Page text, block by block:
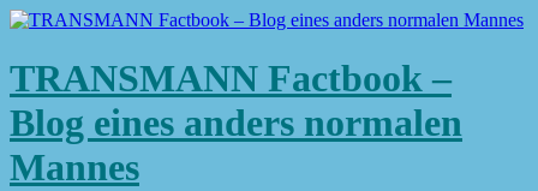
TRANSMANN Factbook –
Blog eines anders normalen
Mannes